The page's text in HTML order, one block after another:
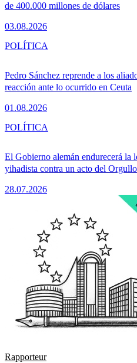
de 400.000 millones de dólares
03.08.2026
Pedro Sánchez reprende a los
reacción ante lo ocurrido en Ceuta
01.08.2026
POLÍTICA
El Gobierno alemán endurecerá la
yihadista contra un acto del Orgullo
28.07.2026
POLÍTICA
Rapporteur